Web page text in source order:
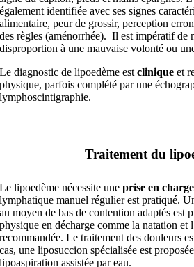
également identifiée avec ses signes
alimentaire, peur de grossir, perception
des règles (aménorrhée). Il est impératif de
disproportion à une mauvaise volonté ou
Le diagnostic de lipoedème estclinique et
physique, parfois complété par une
lymphoscintigraphie.
Traitement du
Le lipoedème nécessite uneprise en
lymphatique manuel régulier est pratiqué.
au moyen de bas de contention adaptés est
physique en décharge comme la natation et
recommandée. Le traitement des douleurs
cas, une liposuccion spécialisée est
lipoaspiration assistée par eau.